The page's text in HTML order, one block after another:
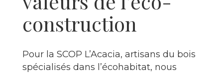
construction
Pour la SCOP L’Acacia, artisans du bois
spécialisés dans l’écohabitat, nous